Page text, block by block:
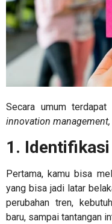
Secara umum
innovation management,
1.
Pertama, kamu bisa
yang bisa jadi latar
perubahan tren,
baru, sampai tantangan